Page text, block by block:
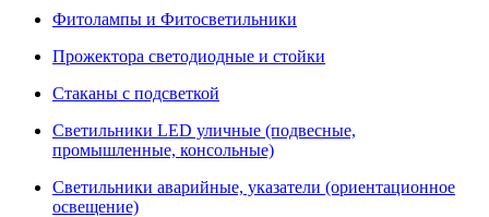
Фитолампы и Фитосветильники
Прожектора светодиодные и стойки
Стаканы с подсветкой
Светильники LED уличные (подвесные,
промышленные, консольные)
Светильники аварийные, указатели (ориентационное
освещение)